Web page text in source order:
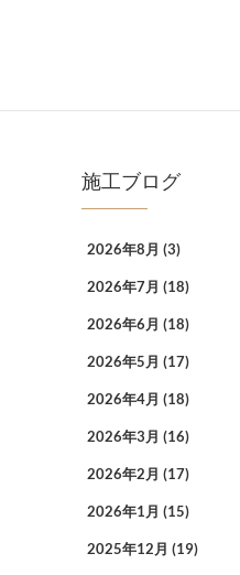
施工ブログ
2026年8月 (3)
2026年7月 (18)
2026年6月 (18)
2026年5月 (17)
2026年4月 (18)
2026年3月 (16)
2026年2月 (17)
2026年1月 (15)
2025年12月 (19)